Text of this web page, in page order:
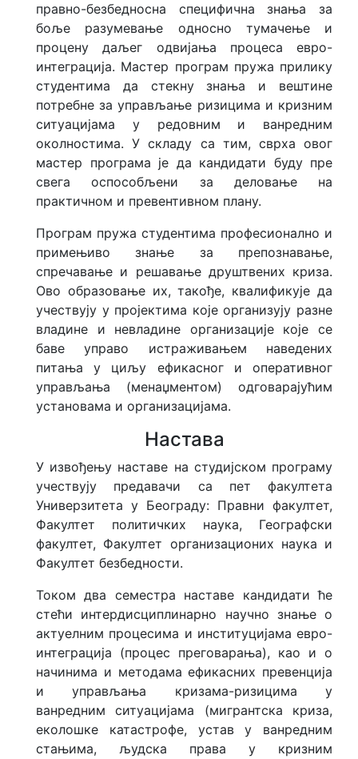
Међународно заједничко
менторство
правно-безбедносна специфична знања за
боље разумевање односно тумачење и
процену даљег одвијања процеса евро-
интеграција. Мастер програм пружа прилику
студентима да стекну знања и вештине
потребне за управљање ризицима и кризним
ситуацијама у редовним и ванредним
околностима. У складу са тим, сврха овог
мастер програма је да кандидати буду пре
свега оспособљени за деловање на
практичном и превентивном плану.
Програм пружа студентима професионално и
примењиво знање за препознавање,
спречавање и решавање друштвених криза.
Ово образовање их, такође, квалификује да
учествују у пројектима које организују разне
владине и невладине организације које се
баве управо истраживањем наведених
питања у циљу ефикасног и оперативног
управљања (менаџментом) одговарајућим
установама и организацијама.
Настава
У извођењу наставе на студијском програму
учествују предавачи са пет факултета
Универзитета у Београду: Правни факултет,
Факултет политичких наука, Географски
факултет, Факултет организационих наука и
Факултет безбедности.
Током два семестра наставе кандидати ће
стећи интердисциплинарно научно знање о
актуелним процесима и институцијама евро-
интеграција (процес преговарања), као и о
начинима и методама ефикасних превенција
и управљања кризама-ризицима у
ванредним ситуацијама (мигрантска криза,
еколошке катастрофе, устав у ванредним
стањима, људска права у кризним